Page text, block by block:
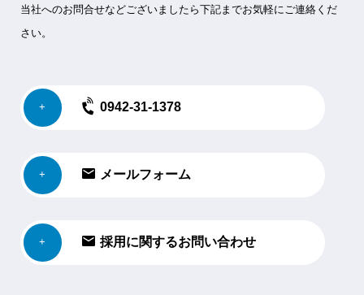
当社へのお問合せなどございましたら下記までお気軽にご連絡くだ
さい。
0942-31-1378
メールフォーム
採用に関するお問い合わせ